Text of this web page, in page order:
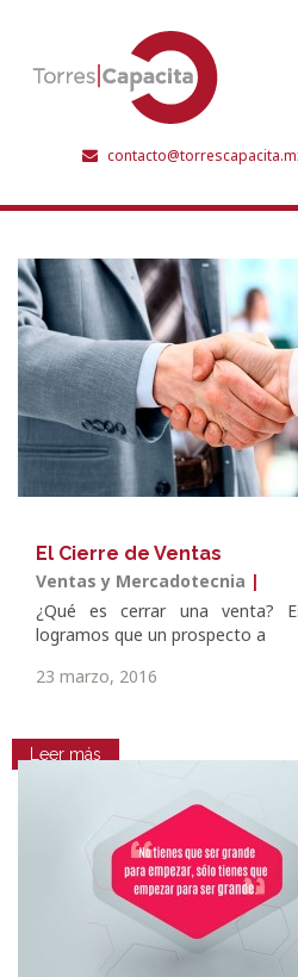
El Cierre de Ventas
Ventas y Mercadotecnia |
¿Qué es cerrar una venta?
logramos que un prospecto a
23 marzo, 2016
Leer más